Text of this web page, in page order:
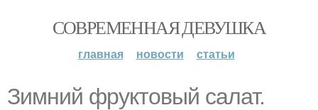
СОВРЕМЕННАЯ ДЕВУШКА
главная новости статьи
Зимний фруктовый салат.